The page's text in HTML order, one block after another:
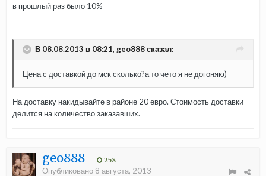
в прошлый раз было 10%
В 08.08.2013 в 08:21, geo888 сказал:
Цена с доставкой до мск сколько?а то чето я не догоняю)
На доставку накидывайте в районе 20 евро. Стоимость доставки
делится на количество заказавших.
geo888 258
Опубликовано 8 августа, 2013